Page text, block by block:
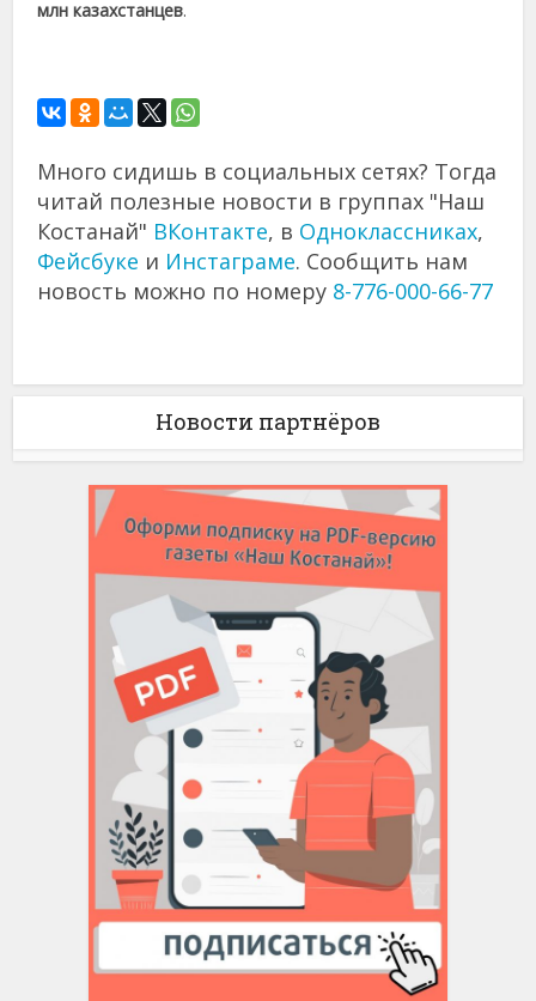
млн казахстанцев.
Много сидишь в социальных сетях? Тогда
читай полезные новости в группах "Наш
Костанай" ВКонтакте, в Одноклассниках,
Фейсбуке и Инстаграме. Сообщить нам
новость можно по номеру 8-776-000-66-77
Новости партнёров